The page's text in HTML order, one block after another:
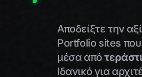
Αποδείξτε την
Portfolio sites
μέσα από
Ιδανικό για